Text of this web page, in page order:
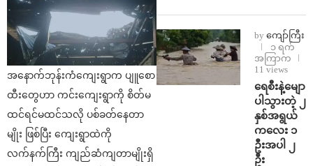
အနောက်ဘုန်းကံကျေးရွာက ပျူစော
ထီးတွေဟာ ကင်းကျေးရွာကို စိတ်မ
ထင်ရင်မထင်သလို ပစ်ခတ်နေတာ
မျိုး ဖြစ်ပြီး ကျေးရွာထဲကို
လက်နက်ကြီး ကျည်ဆံကျတာမျိုးရှိ
by ကျော်ကြီး
၁ ရက်
အကြာက
11 views
ရေစီးနဲ့မျော
ပါသွားတဲ့ ၂
နှစ်အရွယ်
ကလေး ၁
ဦးအပါ ၂
ဦး